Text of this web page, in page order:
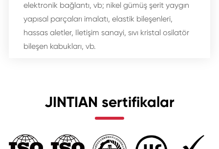
elektronik bağlantı, vb; nikel gümüş şerit yaygın
yapısal parçaları imalatı, elastik bileşenleri,
hassas aletler, Iletişim sanayi, sıvı kristal osilatör
bileşen kabukları, vb.
JINTIAN sertifikalar